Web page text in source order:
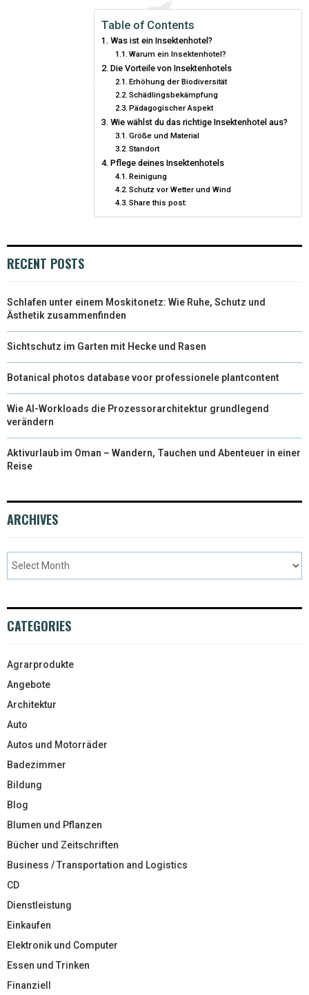
B
O
O
E
R
E
S
T
I
Table of Contents
Was ist ein Insektenhotel?
Warum ein Insektenhotel?
Die Vorteile von Insektenhotels
Erhöhung der Biodiversität
Schädlingsbekämpfung
Pädagogischer Aspekt
Wie wählst du das richtige Insektenhotel aus?
Größe und Material
Standort
Pflege deines Insektenhotels
Reinigung
Schutz vor Wetter und Wind
Share this post:
RECENT POSTS
Schlafen unter einem Moskitonetz: Wie Ruhe, Schutz und
Ästhetik zusammenfinden
Sichtschutz im Garten mit Hecke und Rasen
Botanical photos database voor professionele plantcontent
Wie AI-Workloads die Prozessorarchitektur grundlegend
verändern
Aktivurlaub im Oman – Wandern, Tauchen und Abenteuer in einer
Reise
ARCHIVES
CATEGORIES
Agrarprodukte
Angebote
Architektur
Auto
Autos und Motorräder
Badezimmer
Bildung
Blog
Blumen und Pflanzen
Bücher und Zeitschriften
Business / Transportation and Logistics
CD
Dienstleistung
Einkaufen
Elektronik und Computer
Essen und Trinken
Finanziell